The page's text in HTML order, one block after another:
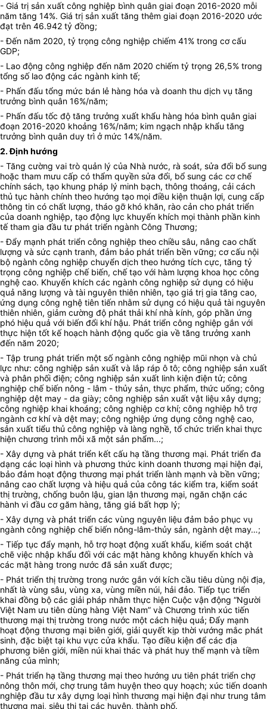
- Giá trị sản xuất công nghiệp bình quân giai đoạn 2016-2020 mỗi
năm tăng 14%. Giá trị sản xuất tăng thêm giai đoạn 2016-2020 ước
đạt trên 46.942 tỷ đồng;
- Đến năm 2020, tỷ trọng công nghiệp chiếm 41% trong cơ cấu
GDP;
- Lao động công nghiệp đến năm 2020 chiếm tỷ trọng 26,5% trong
tổng số lao động các ngành kinh tế;
- Phấn đấu tổng mức bán lẻ hàng hóa và doanh thu dịch vụ tăng
trưởng bình quân 16%/năm;
- Phấn đấu tốc độ tăng trưởng xuất khẩu hàng hóa bình quân giai
đoạn 2016-2020 khoảng 16%/năm; kim ngạch nhập khẩu tăng
trưởng bình quân duy trì ở mức 14%/năm.
2. Định hướng
- Tăng cường vai trò quản lý của Nhà nước, rà soát, sửa đổi bổ sung
hoặc tham mưu cấp có thẩm quyền sửa đổi, bổ sung các cơ chế
chính sách, tạo khung pháp lý minh bạch, thông thoáng, cải cách
thủ tục hành chính theo hướng tạo mọi điều kiện thuận lợi, cung cấp
thông tin có chất lượng, tháo gỡ khó khăn, rào cản cho phát triển
của doanh nghiệp, tạo động lực khuyến khích mọi thành phần kinh
tế tham gia đầu tư phát triển ngành Công Thương;
- Đẩy mạnh phát triển công nghiệp theo chiều sâu, nâng cao chất
lượng và sức cạnh tranh, đảm bảo phát triển bền vững; cơ cấu nội
bộ ngành công nghiệp chuyển dịch theo hướng tích cực, tăng tỷ
trọng công nghiệp chế biến, chế tạo với hàm lượng khoa học công
nghệ cao. Khuyến khích các ngành công nghiệp sử dụng có hiệu
quả năng lượng và tài nguyên thiên nhiên, tạo giá trị gia tăng cao,
ứng dụng công nghệ tiên tiến nhằm sử dụng có hiệu quả tài nguyên
thiên nhiên, giảm cường độ phát thải khí nhà kính, góp phần ứng
phó hiệu quả với biến đổi khí hậu. Phát triển công nghiệp gắn với
thực hiện tốt kế hoạch hành động quốc gia về tăng trưởng xanh
đến năm 2020;
- Tập trung phát triển một số ngành công nghiệp mũi nhọn và chủ
lực như: công nghiệp sản xuất và lắp ráp ô tô; công nghiệp sản xuất
và phân phối điện; công nghiệp sản xuất linh kiện điện tử; công
nghiệp chế biến nông - lâm - thủy sản, thực phẩm, thức uống; công
nghiệp dệt may - da giày; công nghiệp sản xuất vật liệu xây dựng;
công nghiệp khai khoáng; công nghiệp cơ khí; công nghiệp hỗ trợ
ngành cơ khí và dệt may; công nghiệp ứng dụng công nghệ cao,
sản xuất tiểu thủ công nghiệp và làng nghề, tổ chức triển khai thực
hiện chương trình mỗi xã một sản phẩm...;
- Xây dựng và phát triển kết cấu hạ tầng thương mại. Phát triển đa
dạng các loại hình và phương thức kinh doanh thương mại hiện đại,
bảo đảm hoạt động thương mại phát triển lành mạnh và bền vững;
nâng cao chất lượng và hiệu quả của công tác kiểm tra, kiểm soát
thị trường, chống buôn lậu, gian lận thương mại, ngăn chặn các
hành vi đầu cơ găm hàng, tăng giá bất hợp lý;
- Xây dựng và phát triển các vùng nguyên liệu đảm bảo phục vụ
ngành công nghiệp chế biến nông-lâm-thủy sản, ngành dệt may…;
- Tiếp tục đẩy mạnh, hỗ trợ hoạt động xuất khẩu, kiểm soát chặt
chẽ việc nhập khẩu đối với các mặt hàng không khuyến khích và
các mặt hàng trong nước đã sản xuất được;
- Phát triển thị trường trong nước gắn với kích cầu tiêu dùng nội địa,
nhất là vùng sâu, vùng xa, vùng miền núi, hải đảo. Tiếp tục triển
khai đồng bộ các giải pháp nhằm thực hiện Cuộc vận động “Người
Việt Nam ưu tiên dùng hàng Việt Nam” và Chương trình xúc tiến
thương mại thị trường trong nước một cách hiệu quả; Đẩy mạnh
hoạt động thương mại biên giới, giải quyết kịp thời vướng mắc phát
sinh, đặc biệt tại khu vực cửa khẩu. Tạo điều kiện để các địa
phương biên giới, miền núi khai thác và phát huy thế mạnh và tiềm
năng của mình;
- Phát triển hạ tầng thương mại theo hướng ưu tiên phát triển chợ
nông thôn mới, chợ trung tâm huyện theo quy hoạch; xúc tiến doanh
nghiệp đầu tư xây dựng loại hình thương mại hiện đại như trung tâm
thương mại, siêu thị tại các huyện, thành phố.